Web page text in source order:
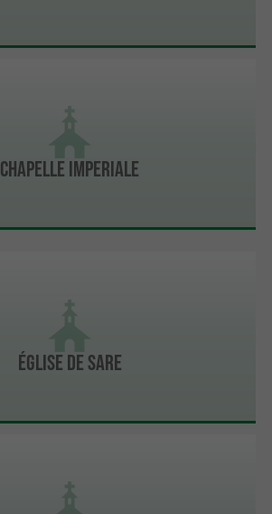
CHAPELLE IMPERIALE
ÉGLISE DE SARE